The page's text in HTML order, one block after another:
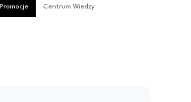
Promocje Centrum Wiedzy